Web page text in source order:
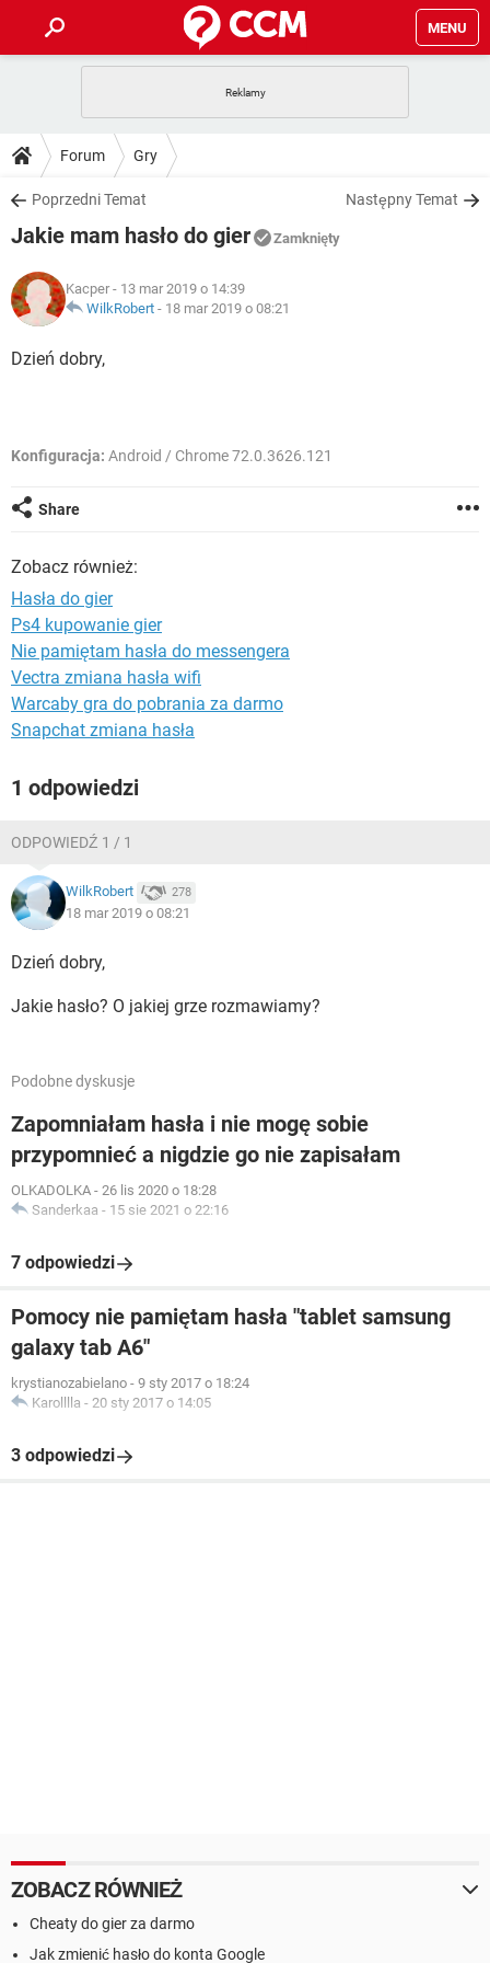
MENU
GRY
SPOTIFY
INSTAGRAM FACEBOOK
WINDOWS 10
PORADY
PlayStation
INSTAGRAM
WINDOWS 10
DO POBRANIA
ANDROID TIKTOK
GRY
IOS NETFLIX
INSTAGRAM
COVID-19
GRY
SPOTIFY
ARTYKUŁY
COVID-19
INSTAGRAM FACEBOOK
WINDOWS 10
Forum Gry
Poprzedni Temat Następny Temat
Jakie mam hasło do gier Zamknięty
Kacper - 13 mar 2019 o 14:39
WilkRobert - 18 mar 2019 o 08:21
Dzień dobry,
Konfiguracja: Android / Chrome 72.0.3626.121
Share
Zobacz również:
Hasła do gier
Ps4 kupowanie gier
Nie pamiętam hasła do messengera
Vectra zmiana hasła wifi
Warcaby gra do pobrania za darmo
Snapchat zmiana hasła
1 odpowiedzi
ODPOWIEDŹ 1 / 1
WilkRobert 278
18 mar 2019 o 08:21
Dzień dobry,
Jakie hasło? O jakiej grze rozmawiamy?
Podobne dyskusje
Zapomniałam hasła i nie mogę sobie
przypomnieć a nigdzie go nie zapisałam
OLKADOLKA - 26 lis 2020 o 18:28
Sanderkaa - 15 sie 2021 o 22:16
7 odpowiedzi
Pomocy nie pamiętam hasła "tablet samsung
galaxy tab A6"
krystianozabielano - 9 sty 2017 o 18:24
Karolllla - 20 sty 2017 o 14:05
3 odpowiedzi
ZOBACZ RÓWNIEŻ
Cheaty do gier za darmo
Jak zmienić hasło do konta Google